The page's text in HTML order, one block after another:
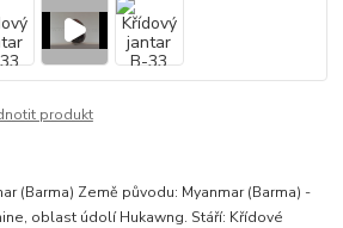
produkt
(Barma) Země původu: Myanmar (Barma) -
oblast údolí Hukawng. Stáří: Křídové